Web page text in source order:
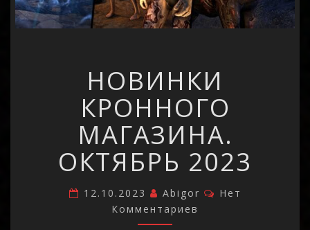
КРОННОГО
МАГАЗИНА.
ОКТЯБРЬ
2023
НОВИНКИ
КРОННОГО
МАГАЗИНА.
ОКТЯБРЬ 2023
12.10.2023 Abigor Комментарии
Нет
Комментариев